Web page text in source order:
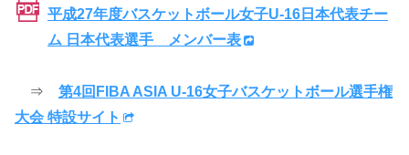
平成27年度バスケットボール女子U-16日本代表チー
ム 日本代表選手 メンバー表
⇒ 第4回FIBA ASIA U-16女子バスケットボール選手権
大会 特設サイト